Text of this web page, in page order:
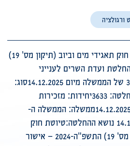
מזכירות הממשלהטיוטת חוק תאגידי מים וביוב (תיקון מס' 19)
אישור החלטת ועדת השרים לענייני
חקיקההחלטה מספר 3633 של הממשלה מיום 14.12.2025סוג:
החלטות ממשלהמספר החלטה: 3633יחידות: מזכירות
הממשלהתאריך תחולה: 14.12.2025ממשלה: הממשלה ה-
37תאריך פרסום: 14.12.2025 נושא ההחלטה:טיוטת חוק
תאגידי מים וביוב (תיקון מס' 19) התשפ"ה-2024 – אישור